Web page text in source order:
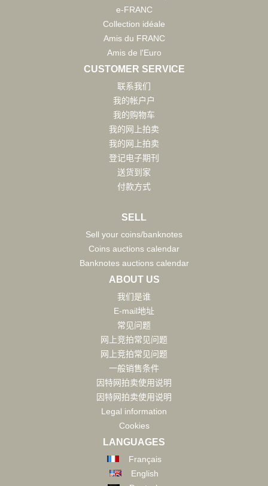
e-FRANC
Collection idéale
Amis du FRANC
Amis de l'Euro
CUSTOMER SERVICE
联系我们
我的帐户户
我的购物车
我的网上拍卖
我的网上拍卖
登记电子期刊
送货到家
付款方式
SELL
Sell your coins/banknotes
Coins auctions calendar
Banknotes auctions calendar
ABOUT US
我们是谁
E-mail地址
常见问题
网上竞拍常见问题
网上竞拍常见问题
一般销售条件
因特网拍卖使用说明
因特网拍卖使用说明
Legal information
Cookies
LANGUAGES
Français
English